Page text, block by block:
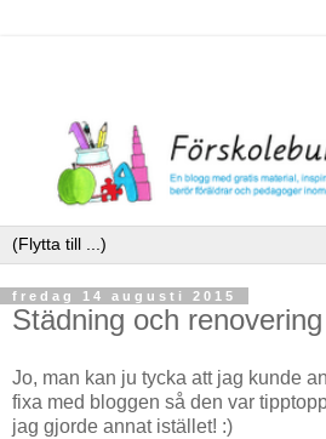
fredag 14 augusti 2015
Städning och renovering
Jo, man kan ju tycka att jag kunde
fixa med bloggen så den var
jag gjorde annat istället! :)